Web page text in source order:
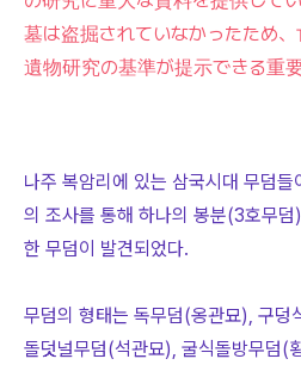
墓は盗掘されていなかったため
遺物研究の基準が提示できる重
나주 복암리에 있는 삼국시대 무덤
의 조사를 통해 하나의 봉분(3호무
한 무덤이 발견되었다.
무덤의 형태는 독무덤(옹관묘), 구덩
돌덧널무덤(석관묘), 굴식돌방무덤(